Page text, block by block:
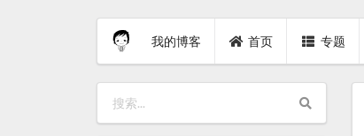
我的博客 首页 专题